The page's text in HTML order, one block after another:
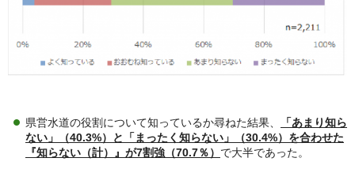
県営水道の役割について知っているか尋ねた結果、
「あまり知ら
ない」（40.3%）と「まったく知らない」（30.4%）を合わせた
『知らない（計）』が7割強（70.7％） で大半であった。